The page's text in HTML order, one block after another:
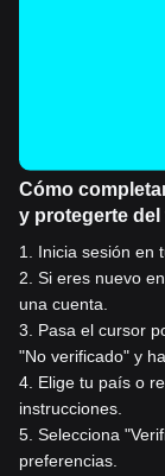
Cómo
y protegerte del
1
Inicia sesión en
2 Si eres nuevo
una cuenta.
3
Pasa el cursor
"No verificado" y
4 Elige tu país o
instrucciones.
5 Selecciona
preferencias.